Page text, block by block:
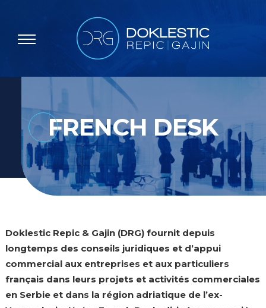
FRENCH DESK
Doklestic Repic & Gajin (DRG) fournit depuis
longtemps des conseils juridiques et d’appui
commercial aux entreprises et aux particuliers
français dans leurs projets et activités commerciales
en Serbie et dans la région adriatique de l’ex-